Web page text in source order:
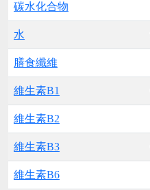
碳水化合物
水
膳食纖維
維生素B1
維生素B2
維生素B3
維生素B6